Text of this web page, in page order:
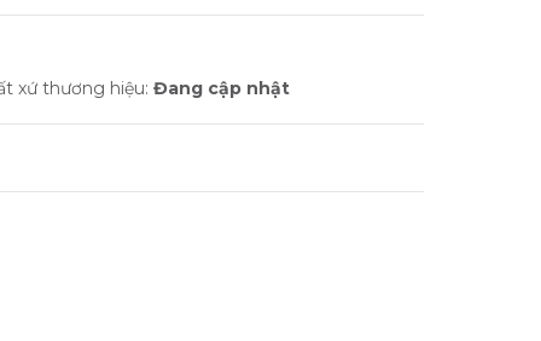
xứ thương hiệu: Đang cập nhật